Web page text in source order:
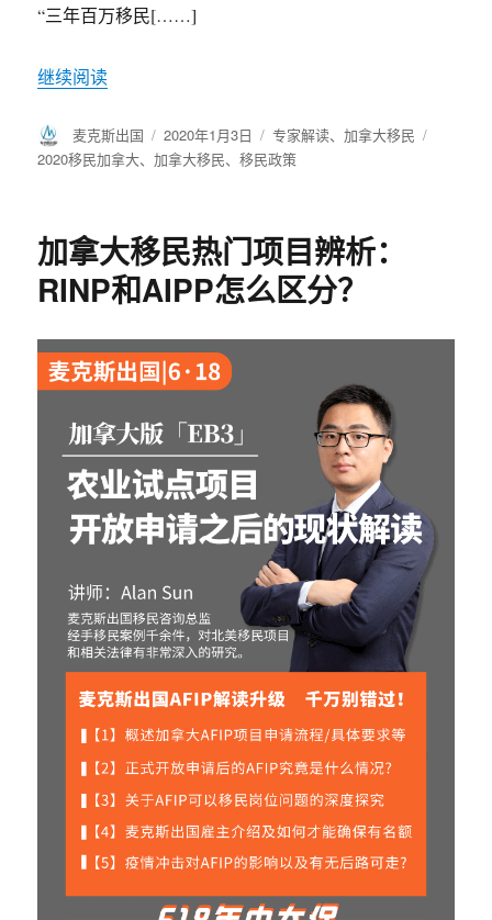
“三年百万移民[……]
继续阅读
作
者
麦克斯出国
发
布
2020年1月3日
分
类
专家解读、加拿大移民
2020移民加拿大、加拿大移民、移民政策
加拿大移民热门项目辨析：
RINP和AIPP怎么区分？